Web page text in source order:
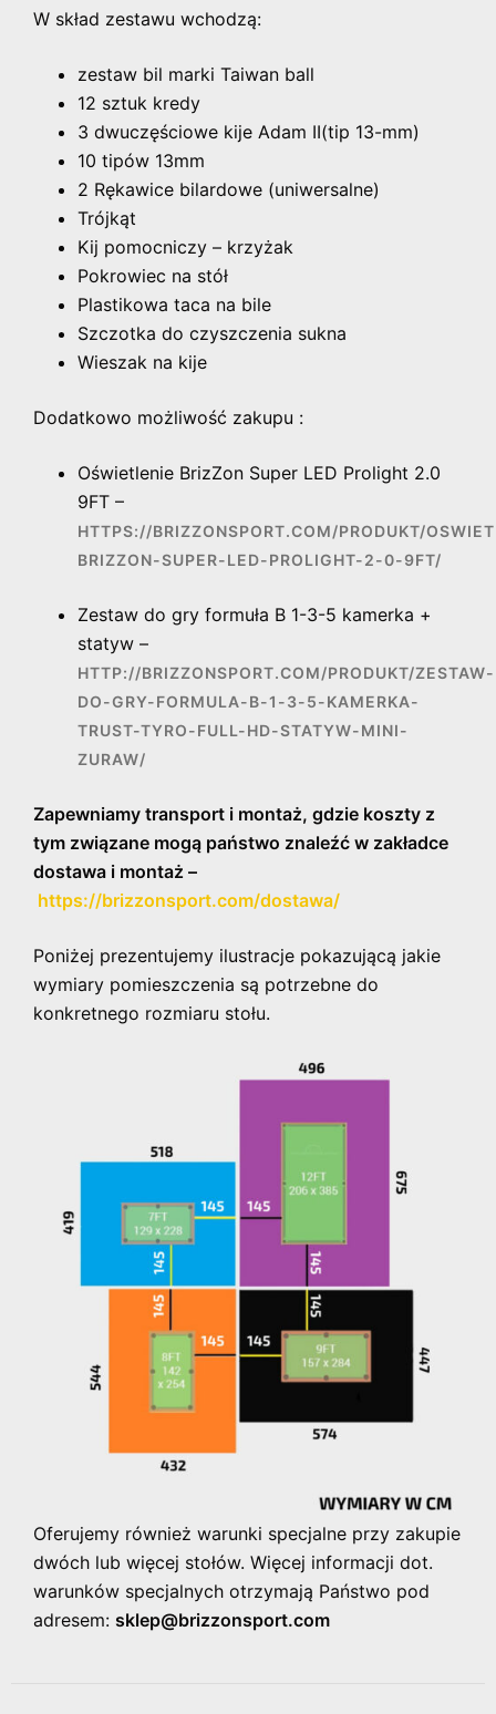
W skład zestawu wchodzą:
zestaw bil marki Taiwan ball
12 sztuk kredy
3 dwuczęściowe kije Adam II(tip 13-mm)
10 tipów 13mm
2 Rękawice bilardowe (uniwersalne)
Trójkąt
Kij pomocniczy – krzyżak
Pokrowiec na stół
Plastikowa taca na bile
Szczotka do czyszczenia sukna
Wieszak na kije
Dodatkowo możliwość zakupu :
Oświetlenie BrizZon Super LED Prolight 2.0
9FT –
HTTPS://BRIZZONSPORT.COM/PRODUKT/
BRIZZON-SUPER-LED-PROLIGHT-2-0-9FT/
Zestaw do gry formuła B 1-3-5 kamerka +
statyw –
HTTP://BRIZZONSPORT.COM/PRODUKT/ZESTAW-
DO-GRY-FORMULA-B-1-3-5-KAMERKA-
TRUST-TYRO-FULL-HD-STATYW-MINI-
ZURAW/
Zapewniamy transport i montaż, gdzie koszty z
tym związane mogą państwo znaleźć w zakładce
dostawa i montaż –
https://brizzonsport.com/dostawa/
Poniżej prezentujemy ilustracje pokazującą jakie
wymiary pomieszczenia są potrzebne do
konkretnego rozmiaru stołu.
Oferujemy również warunki specjalne przy zakupie
dwóch lub więcej stołów. Więcej informacji dot.
warunków specjalnych otrzymają Państwo pod
adresem: sklep@brizzonsport.com